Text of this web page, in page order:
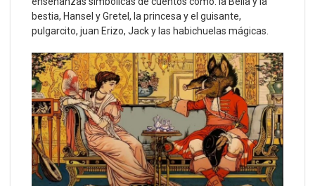
bestia, Hansel y Gretel, la princesa y el guisante,
pulgarcito, juan Erizo, Jack y las habichuelas mágicas.